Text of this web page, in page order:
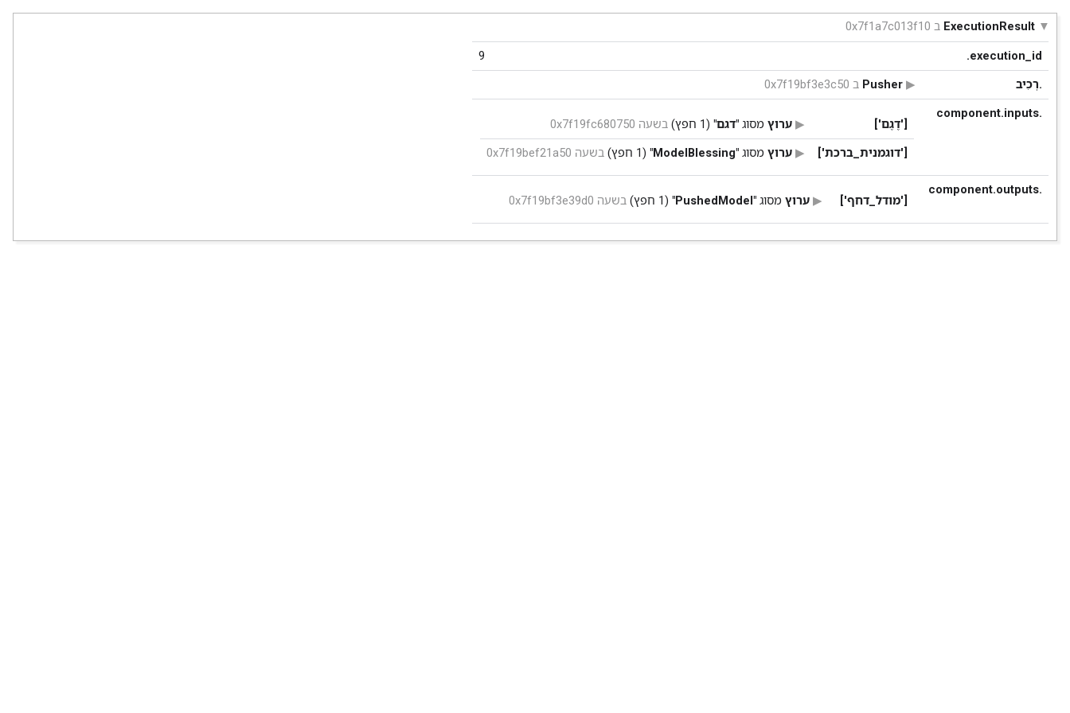
ExecutionResult ב 0x7f1a7c013f10
‎.execution_id
9
.רְכִיב
Pusher ב 0x7f19bf3e3c50
.component.inputs
['דֶגֶם'] ערוץ מסוג "דגם" (1 חפץ)
בשעה 0x7f19fc680750
['דוגמנית_ברכת']
ערוץ מסוג "ModelBlessing" (1 חפץ) בשעה 0x7f19bef21a50
.component.outputs
['מודל_דחף'] ערוץ מסוג "PushedModel" (1 חפץ) בשעה 0x7f19bf3e39d0